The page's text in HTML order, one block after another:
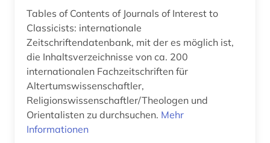
Tables of Contents of Journals of Interest to
Classicists: internationale
Zeitschriftendatenbank, mit der es möglich ist,
die Inhaltsverzeichnisse von ca. 200
internationalen Fachzeitschriften für
Altertumswissenschaftler,
Religionswissenschaftler/Theologen und
Orientalisten zu durchsuchen. Mehr
Informationen